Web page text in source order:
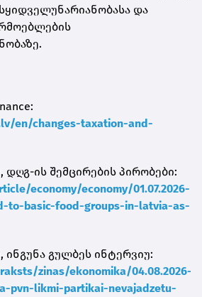
და
en/changes-taxation-and-
დღგ-ის შემცირების პირობები:
economy/economy/01.07.2026-
to-basic-food-groups-in-latvia-as-
ინგუნა გულბეს ინტერვიუ:
zinas/ekonomika/04.08.2026-
pvn-likmi-partikai-nevajadzetu-